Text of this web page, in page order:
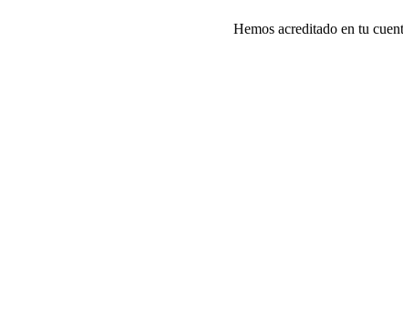
Hemos acreditado en tu